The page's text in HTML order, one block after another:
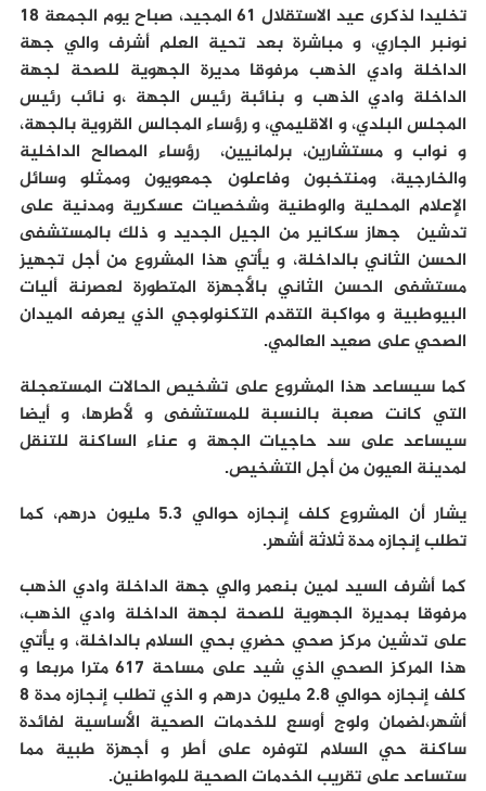
تخليدا لذكرى عيد الاستقلال 61 المجيد، صباح يوم الجمعة 18
نونبر الجاري، و مباشرة بعد تحية العلم أشرف والي جهة
الداخلة وادي الذهب مرفوقا مديرة الجهوية للصحة لجهة
الداخلة وادي الذهب و بنائبة رئيس الجهة ،و نائب رئيس
المجلس البلدي، و الاقليمي، و رؤساء المجالس القروية بالجهة،
و نواب و مستشارين، برلمانيين، رؤساء المصالح الداخلية
والخارجية، ومنتخبون وفاعلون جمعويون وممثلو وسائل
الإعلام المحلية والوطنية وشخصيات عسكرية ومدنية على
تدشين جهاز سكانير من الجيل الجديد و ذلك بالمستشفى
الحسن الثاني بالداخلة، و يأتي هذا المشروع من أجل تجهيز
مستشفى الحسن الثاني بالأجهزة المتطورة لعصرنة أليات
البيوطبية و مواكبة التقدم التكنولوجي الذي يعرفه الميدان
الصحي على صعيد العالمي.
كما سيساعد هذا المشروع على تشخيص الحالات المستعجلة
التي كانت صعبة بالنسبة للمستشفى و لأطرها، و أيضا
سيساعد على سد حاجيات الجهة و عناء الساكنة للتنقل
لمدينة العيون من أجل التشخيص.
يشار أن المشروع كلف إنجازه حوالي 5.3 مليون درهم، كما
تطلب إنجازه مدة ثلاثة أشهر.
كما أشرف السيد لمين بنعمر والي جهة الداخلة وادي الذهب
مرفوقا بمديرة الجهوية للصحة لجهة الداخلة وادي الذهب،
على تدشين مركز صحي حضري بحي السلام بالداخلة، و يأتي
هذا المركز الصحي الذي شيد على مساحة 617 مترا مربعا و
كلف إنجازه حوالي 2.8 مليون درهم و الذي تطلب إنجازه مدة 8
أشهر،لضمان ولوج أوسع للخدمات الصحية الأساسية لفائدة
ساكنة حي السلام لتوفره على أطر و أجهزة طبية مما
ستساعد على تقريب الخدمات الصحية للمواطنين.